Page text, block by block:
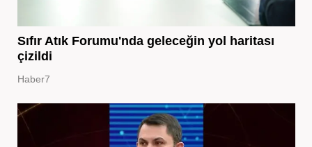
Sıfır Atık Forumu'nda geleceğin yol haritası
çizildi
Haber7